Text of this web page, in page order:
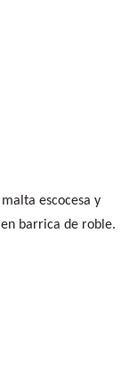
escocesa y
barrica de roble.